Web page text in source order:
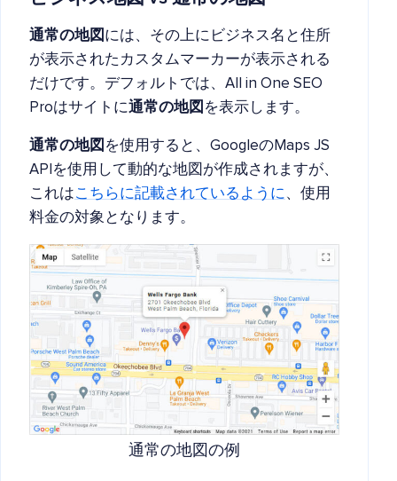
通常の地図 には、その上にビジネス名と住所
が表示されたカスタムマーカーが表示される
だけです。デフォルトでは、All in One SEO
Proはサイトに通常の地図 を表示します。
通常の地図 を使用すると、GoogleのMaps JS
APIを使用して動的な地図が作成されますが、
これはこちらに記載されているように、使用
料金の対象となります。
通常の地図の例